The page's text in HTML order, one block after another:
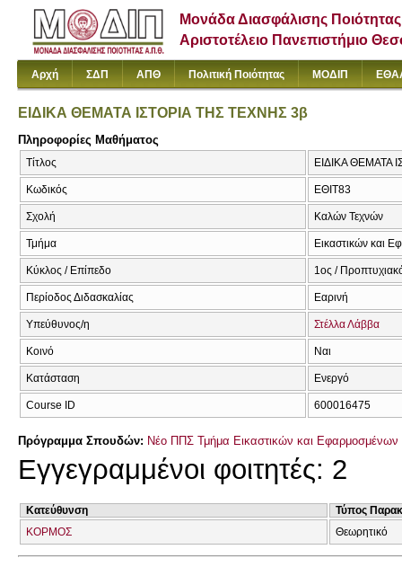
Μονάδα Διασφάλισης Ποιότητας
Αριστοτέλειο Πανεπιστήμιο
Αρχή ΣΔΠ ΑΠΘ Πολιτική Ποιότητας ΜΟΔΙΠ
ΕΙΔΙΚΑ ΘΕΜΑΤΑ ΙΣΤΟΡΙΑ ΤΗΣ ΤΕΧΝΗΣ 3β
Πληροφορίες Μαθήματος
Τίτλος ΕΙΔΙΚΑ ΘΕΜΑΤΑ
Κωδικός ΕΘΙΤ83
Σχολή Καλών Τεχνών
Τμήμα Εικαστικών και
Κύκλος / Επίπεδο 1ος /
Περίοδος Διδασκαλίας Εαρινή
Υπεύθυνος/η Στέλλα Λάββα
Κοινό Ναι
Κατάσταση Ενεργό
Course ID 600016475
Πρόγραμμα Σπουδών: Νέο ΠΠΣ Τμήμα Εικαστικών και
Εγγεγραμμένοι φοιτητές: 2
Κατεύθυνση
Τύπος
ΚΟΡΜΟΣ
Θεωρητικό